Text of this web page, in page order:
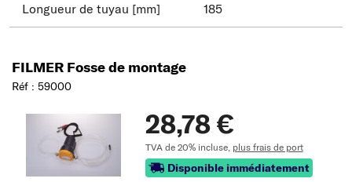
Longueur de tuyau [mm] 185
FILMER Fosse de montage
Réf : 59000
28,78 €
TVA de 20% incluse, plus frais de port
Disponible immédiatement